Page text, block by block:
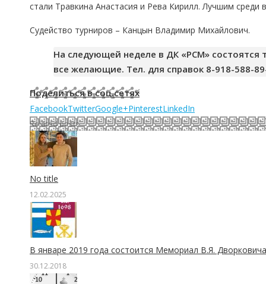
стали Травкина Анастасия и Рева Кирилл. Лучшим
Судейство турниров – Канцын Владимир Михайлович.
На следующей неделе в ДК «РСМ» состоятся
все желающие. Тел. для справок 8-918-588-
Поделиться в соц.сетях
FacebookTwitterGoogle+PinterestLinkedIn
Related posts
No title
12.02.2025
В январе 2019 года состоится Мемориал В.Я.
30.12.2018